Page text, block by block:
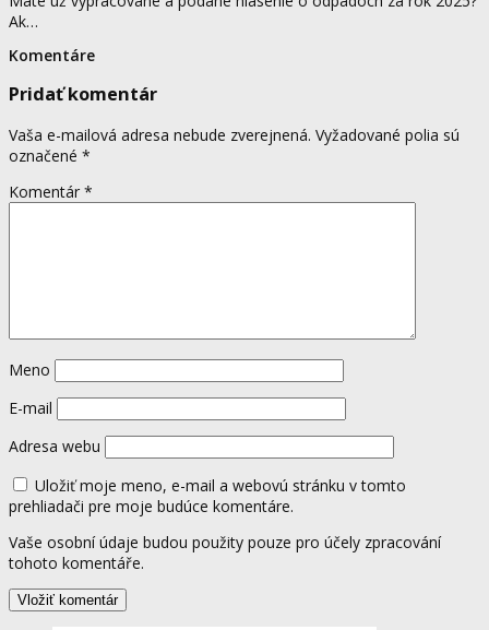
Ak…
Komentáre
Pridať komentár
Vaša e-mailová adresa nebude zverejnená. Vyžadované polia sú
označené *
Komentár *
Meno
E-mail
Adresa webu
Uložiť moje meno, e-mail a webovú stránku v tomto
prehliadači pre moje budúce komentáre.
Vaše osobní údaje budou použity pouze pro účely zpracování
tohoto komentáře.